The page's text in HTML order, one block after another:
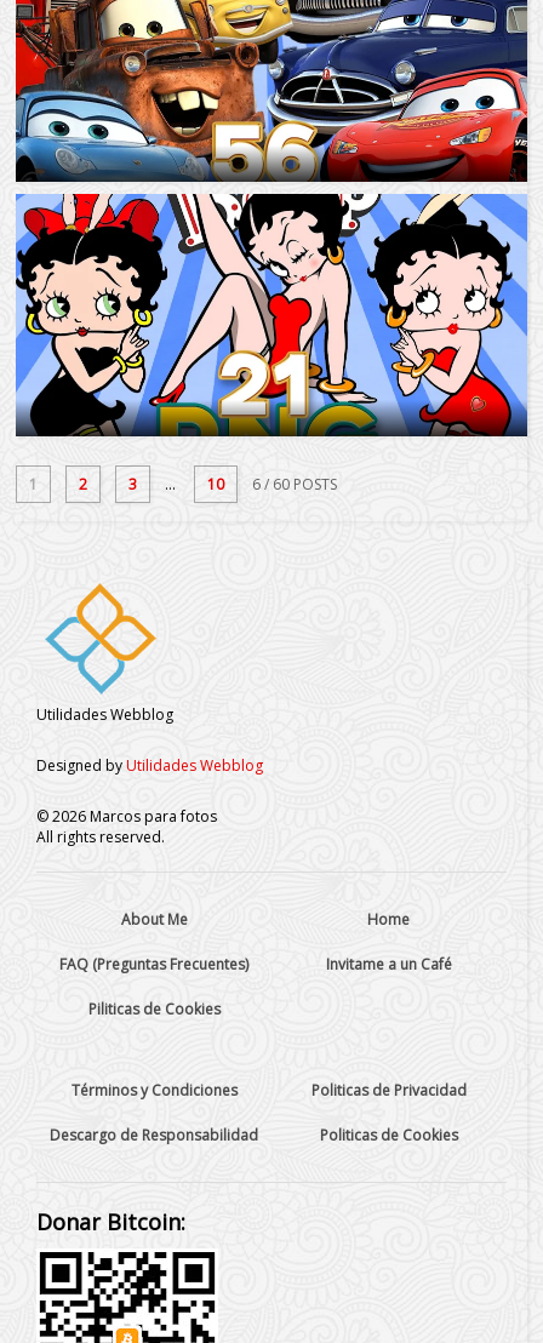
1 2 3 ... 10 6/ 60 POSTS
Utilidades Webblog
Designed byUtilidades Webblog
©2026Marcos para fotos
All rights reserved.
About Me Home
FAQ (Preguntas Frecuentes) Invitame a un Café
Piliticas de Cookies
Términos y Condiciones Politicas de Privacidad
Descargo de Responsabilidad Politicas de Cookies
Donar Bitcoin: